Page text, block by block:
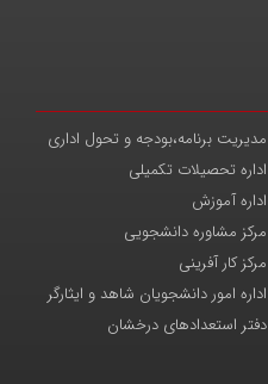
مدیریت برنامه،بودجه و تحول اداری
اداره تحصیلات تکمیلی
اداره آموزش
مرکز مشاوره دانشجویی
مرکز کار آفرینی
اداره امور دانشجویان شاهد و ایثارگر
دفتر استعدادهای درخشان